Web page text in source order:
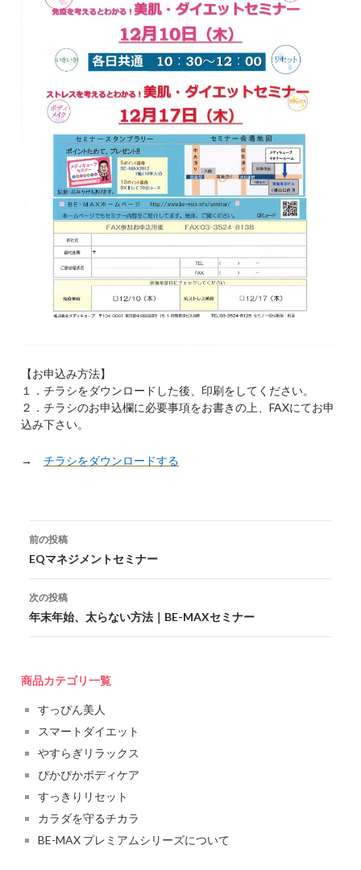
【お申込み方法】
１．チラシをダウンロードした後、印刷をしてください。
２．チラシのお申込欄に必要事項をお書きの上、FAXにてお申
込み下さい。
→チラシをダウンロードする
投稿ナビゲーション
前の投稿
EQマネジメントセミナー
次の投稿
年末年始、太らない方法｜BE-MAXセミナー
商品カテゴリ一覧
すっぴん美人
スマートダイエット
やすらぎリラックス
ぴかぴかボディケア
すっきりリセット
カラダを守るチカラ
BE-MAX プレミアムシリーズについて